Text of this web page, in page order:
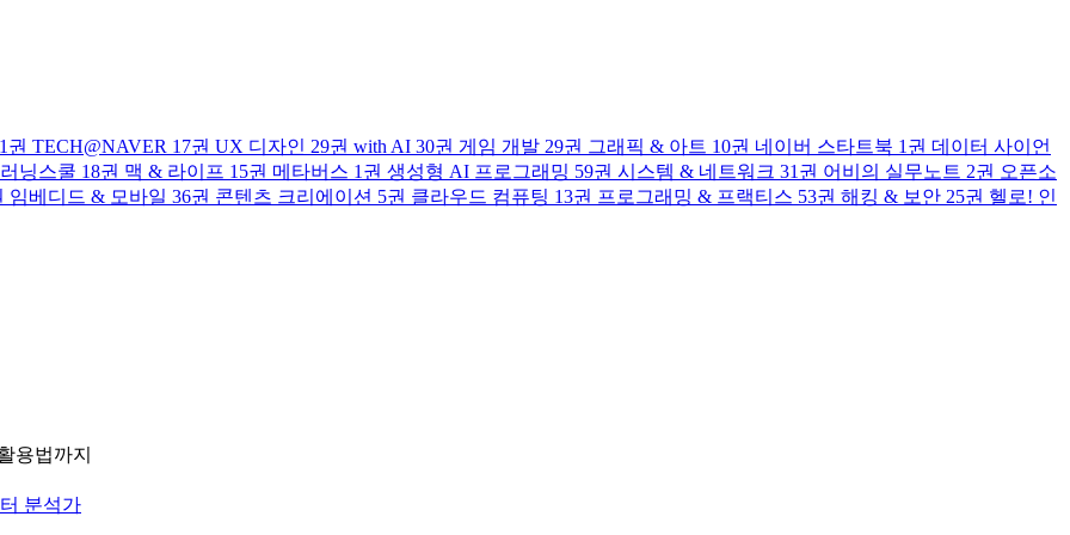
1권 TECH@NAVER 17권 UX 디자인 29권 with AI 30권 게임 개발 29권 그래픽 & 아트 10권 네이버 스타트북 1권 데이터 사이언
러닝스쿨 18권 맥 & 라이프 15권 메타버스 1권 생성형 AI 프로그래밍 59권 시스템 & 네트워크 31권 어비의 실무노트 2권 오픈소
임베디드 & 모바일 36권 콘텐츠 크리에이션 5권 클라우드 컴퓨팅 13권 프로그래밍 & 프랙티스 53권 해킹 & 보안 25권 헬로! 인
용법까지
분석가